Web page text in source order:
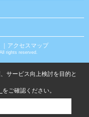
｜アクセスマップ
rights reserved.
サービス向上検討を目的と
をご確認ください。